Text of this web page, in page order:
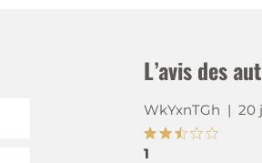
L’avis des
WkYxnTGh | 20
1